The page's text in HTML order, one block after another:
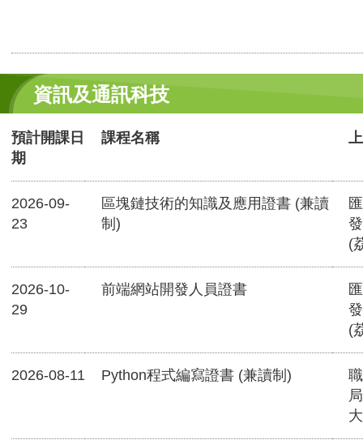
資訊及通訊科技
預計開課日
期
課程名稱
2026-09-
23
區塊鏈技術的知識及應用證書 (兼讀
制)
(
2026-10-
29
前端網站開發人員證書
(
2026-08-11 Python程式編寫證書 (兼讀制)